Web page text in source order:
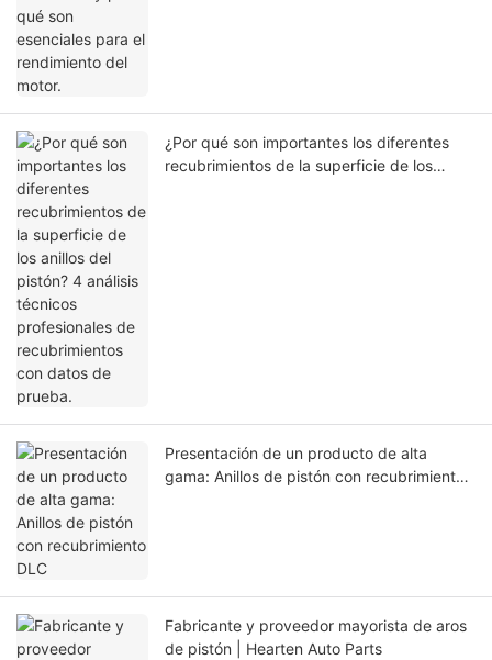
¿Por qué son importantes los diferentes
recubrimientos de la superficie de los
Presentación de un producto de alta
gama: Anillos de pistón con recubrimiento
Fabricante y proveedor mayorista de aros
de pistón | Hearten Auto Parts